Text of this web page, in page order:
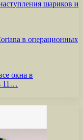
шариков и
в операционных
окна в
11…